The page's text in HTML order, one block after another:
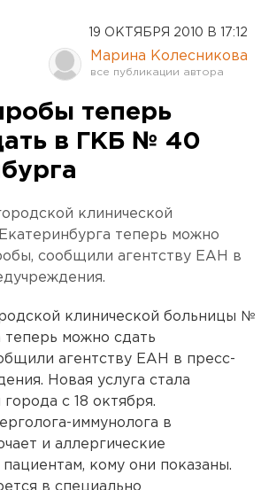
19 ОКТЯБРЯ 2010 В 17:12
Марина Колесникова
теперь
в ГКБ № 40
клинической
теперь можно
сообщили агентству ЕАН в
клинической больницы №
теперь можно сдать
агентству ЕАН в пресс-
Новая услуга стала
с 18 октября.
иммунолога в
и аллергические
кому они показаны.
в специально